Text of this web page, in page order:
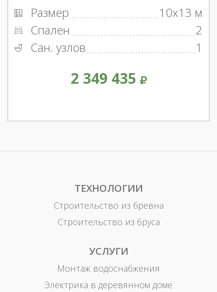
Размер
10x13 м
Спален
2
Сан. узлов
1
2 349 435
ТЕХНОЛОГИИ
Строительство из бревна
Строительство из бруса
УСЛУГИ
Монтаж водоснабжения
Электрика в деревянном доме